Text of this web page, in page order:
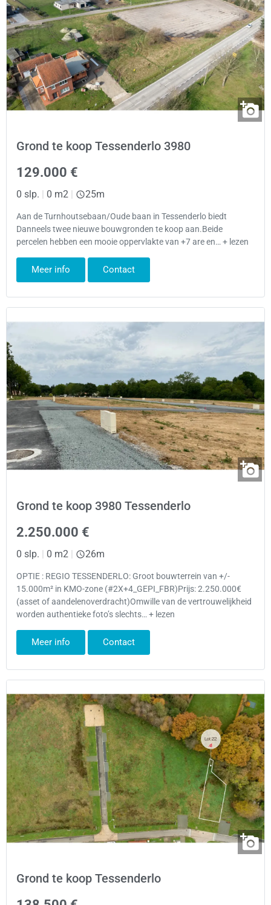
Grond te koop Tessenderlo 3980
129.000 €
0 slp. | 0 m2 | 25m
Aan de Turnhoutsebaan/Oude baan in Tessenderlo biedt
Danneels twee nieuwe bouwgronden te koop aan.Beide
percelen hebben een mooie oppervlakte van +7 are en… + lezen
Meer info Contact
Grond te koop 3980 Tessenderlo
2.250.000 €
0 slp. | 0 m2 | 26m
OPTIE : REGIO TESSENDERLO: Groot bouwterrein van +/-
15.000m² in KMO-zone (#2X+4_GEPI_FBR)Prijs: 2.250.000€
(asset of aandelenoverdracht)Omwille van de vertrouwelijkheid
worden authentieke foto’s slechts… + lezen
Meer info Contact
Grond te koop Tessenderlo